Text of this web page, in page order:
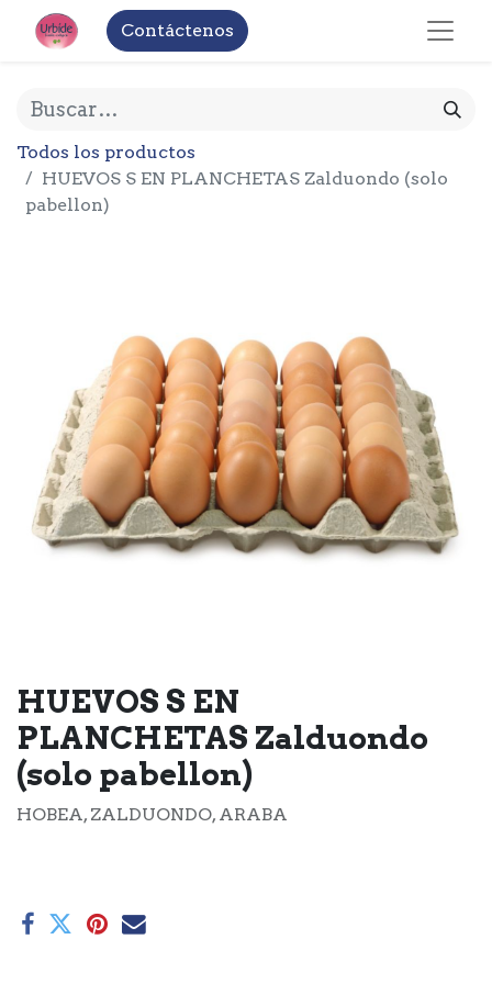
Contáctenos
Todos los productos
HUEVOS S EN PLANCHETAS Zalduondo (solo
pabellon)
HUEVOS S EN
PLANCHETAS Zalduondo
(solo pabellon)
HOBEA, ZALDUONDO, ARABA